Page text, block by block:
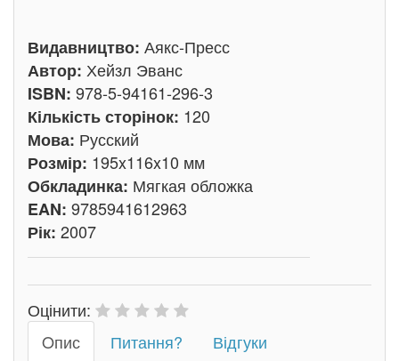
Видавництво: Аякс-Пресс
Автор: Хейзл Эванс
ISBN: 978-5-94161-296-3
Кількість сторінок: 120
Мова: Русский
Розмір: 195x116x10 мм
Обкладинка: Мягкая обложка
EAN: 9785941612963
Рік: 2007
Оцінити:
Oпис
Питання?
Відгуки